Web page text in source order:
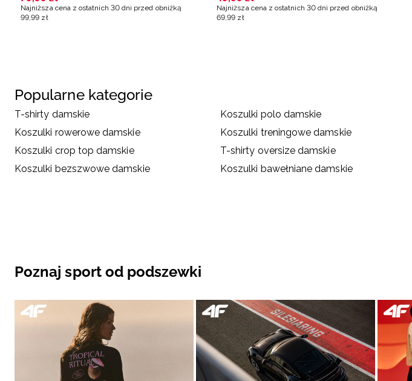
Najniższa cena z ostatnich 30 dni przed obniżką
99 ,99 zł
Najniższa cena z ostatnich 30 dni przed obniżką
69 ,99 zł
Popularne kategorie
T-shirty damskie Koszulki polo damskie
Koszulki rowerowe damskie
Koszulki treningowe damskie
Koszulki crop top damskie
T-shirty oversize damskie
Koszulki bezszwowe damskie
Koszulki bawełniane damskie
Poznaj sport od podszewki